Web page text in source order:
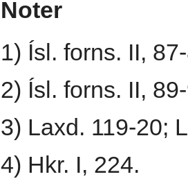
Noter
1) Ísl. forns. II,
2) Ísl. forns. II,
3) Laxd. 119-20;
4) Hkr. I, 224.